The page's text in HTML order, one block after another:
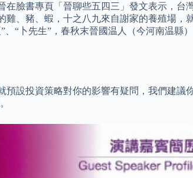
臉書專頁「晉聊些五四三」發文表示，
、豬、蝦，十之八九來自謝家的養殖場
“卜先生”，春秋末晉國温人（今河南温縣
設投資策略對你的影響有疑問，我們建議